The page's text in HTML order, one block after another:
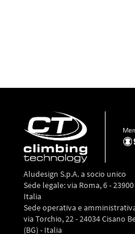
Aludesign S.p.A. a socio unico
Sede legale: via Roma, 6 -
Italia
Sede operativa e
via Torchio, 22 - 24034 Cisano
(BG) - Italia